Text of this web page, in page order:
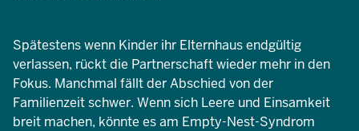
Spätestens wenn Kinder ihr Elternhaus endgültig
verlassen, rückt die Partnerschaft wieder mehr in den
Fokus. Manchmal fällt der Abschied von der
Familienzeit schwer. Wenn sich Leere und Einsamkeit
breit machen, könnte es am Empty-Nest-Syndrom